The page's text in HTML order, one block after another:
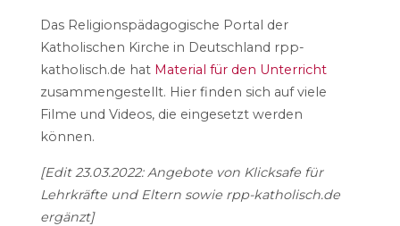
Das Religionspädagogische Portal der
Katholischen Kirche in Deutschland rpp-
katholisch.de hat Material für den Unterricht
zusammengestellt. Hier finden sich auf viele
Filme und Videos, die eingesetzt werden
können.
[Edit 23.03.2022: Angebote von Klicksafe für
Lehrkräfte und Eltern sowie rpp-katholisch.de
ergänzt]